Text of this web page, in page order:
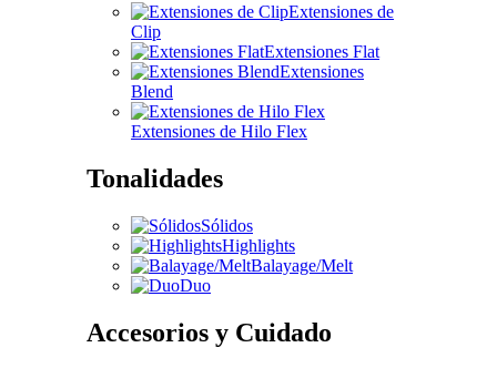
Extensiones de
Clip
Extensiones Flat
Extensiones
Blend
Extensiones de Hilo Flex
Tonalidades
Sólidos
Highlights
Balayage/Melt
Duo
Accesorios y Cuidado